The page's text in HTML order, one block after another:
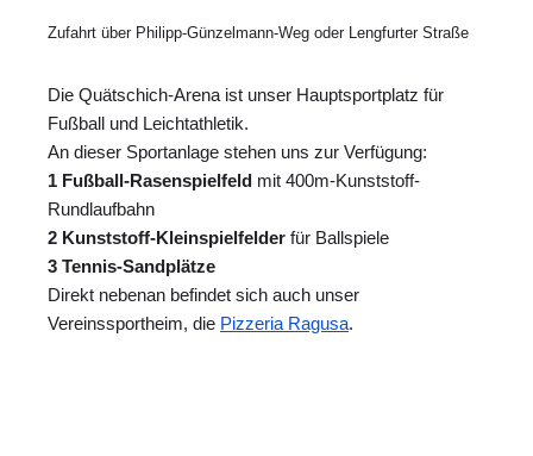
Zufahrt über Philipp-Günzelmann-Weg oder Lengfurter Straße
Die Quätschich-Arena ist unser Hauptsportplatz für
Fußball und Leichtathletik.
An dieser Sportanlage stehen uns zur Verfügung:
1 Fußball-Rasenspielfeld mit 400m-Kunststoff-
Rundlaufbahn
2 Kunststoff-Kleinspielfelder für Ballspiele
3 Tennis-Sandplätze
Direkt nebenan befindet sich auch unser
Vereinssportheim, die Pizzeria Ragusa.